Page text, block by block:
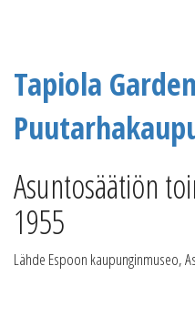
Tapiola
Asuntosäätiön
1955
Lähde Espoon kaupunginmuseo,